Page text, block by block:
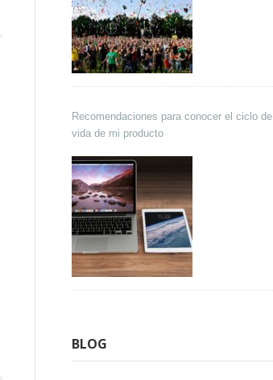
Recomendaciones para conocer el ciclo de
vida de mi producto
BLOG